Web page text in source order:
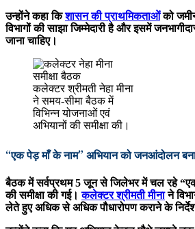
उन्होंने कहा किशासन की प्राथमिकताओंको
विभागों की साझा जिम्मेदारी है और इसमें
जाना चाहिए।
कलेक्टर श्रीमती नेहा मीना
ने समय-सीमा बैठक में
विभिन्न योजनाओं एवं
अभियानों की समीक्षा की।
“एक पेड़ माँ के नाम” अभियान को जनआंदोलन
बैठक में सर्वप्रथम 5 जून से जिलेभर में चल रहे
की समीक्षा की गई।कलेक्टर श्रीमती मीनाने
लेते हुए अधिक से अधिक पौधारोपण कराने के